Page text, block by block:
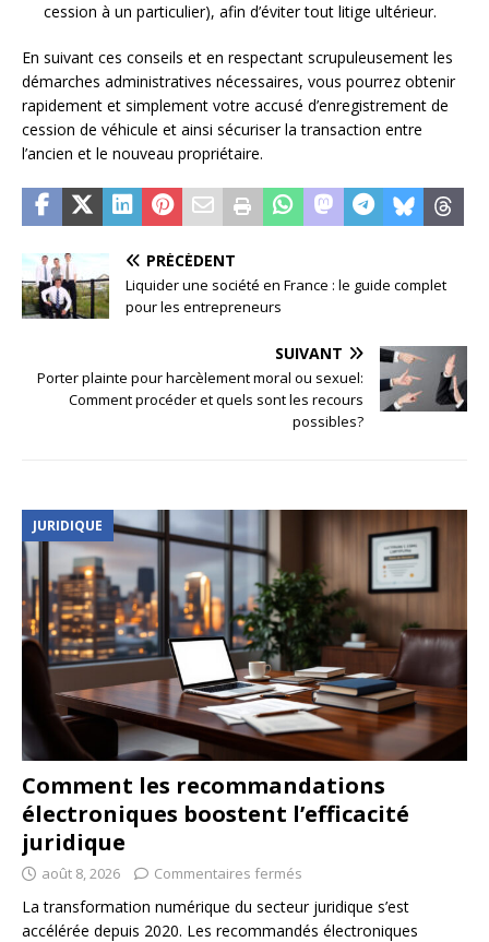
cession à un particulier), afin d’éviter tout litige ultérieur.
En suivant ces conseils et en respectant scrupuleusement les
démarches administratives nécessaires, vous pourrez obtenir
rapidement et simplement votre accusé d’enregistrement de
cession de véhicule et ainsi sécuriser la transaction entre
l’ancien et le nouveau propriétaire.
PRÉCÉDENT
Liquider une société en France : le guide complet
pour les entrepreneurs
SUIVANT
Porter plainte pour harcèlement moral ou sexuel:
Comment procéder et quels sont les recours
possibles?
JURIDIQUE
Comment les recommandations
électroniques boostent l’efficacité
juridique
août 8, 2026 Commentaires fermés
La transformation numérique du secteur juridique s’est
accélérée depuis 2020. Les recommandés électroniques